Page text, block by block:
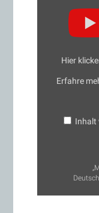
Erstanlauf
Bremerhaven
5.3.2015“
YouTube
Hier
Erfahre
Inhalt